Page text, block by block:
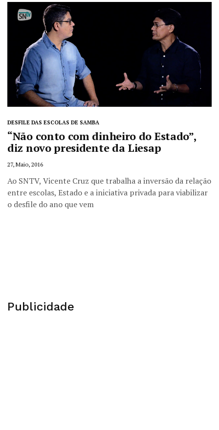
DESFILE DAS ESCOLAS DE SAMBA
“Não conto com dinheiro do Estado”,
diz novo presidente da Liesap
27, Maio, 2016
Ao SNTV, Vicente Cruz que trabalha a inversão da relação
entre escolas, Estado e a iniciativa privada para viabilizar
o desfile do ano que vem
Publicidade